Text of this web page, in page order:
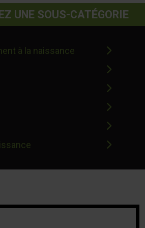
UNE SOUS-CATÉGORIE
à la naissance